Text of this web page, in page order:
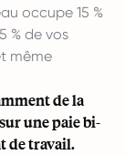
occupe 15 %
% de vos
même
de la
unepaie bi-
de travail.